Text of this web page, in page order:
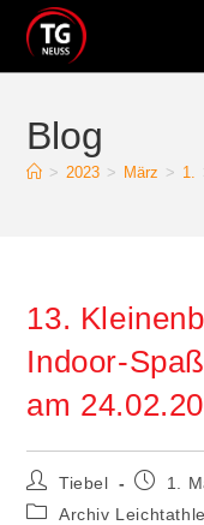
Blog
> 2023 > März > 1.
13.
Indoor-Spaß
am
Tiebel
1.
Archiv